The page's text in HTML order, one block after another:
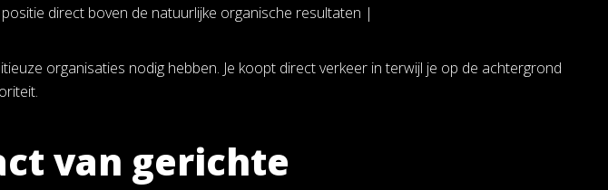
direct boven de natuurlijke organische resultaten |
organisaties nodig hebben. Je koopt direct verkeer in terwijl je op de achtergrond
van gerichte